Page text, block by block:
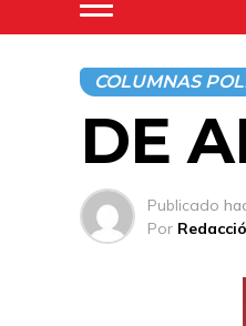
COLUMNAS
DE
Publicado
Por